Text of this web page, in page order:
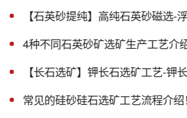
【石英砂提纯】高纯石英砂磁选-浮选-
4种不同石英砂矿选矿生产工艺介绍
【长石选矿】钾长石选矿工艺-钾长石选
常见的硅砂硅石选矿工艺流程介绍